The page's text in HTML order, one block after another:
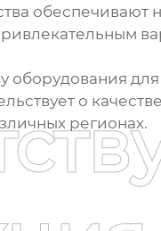
оборудования
о
регионах.